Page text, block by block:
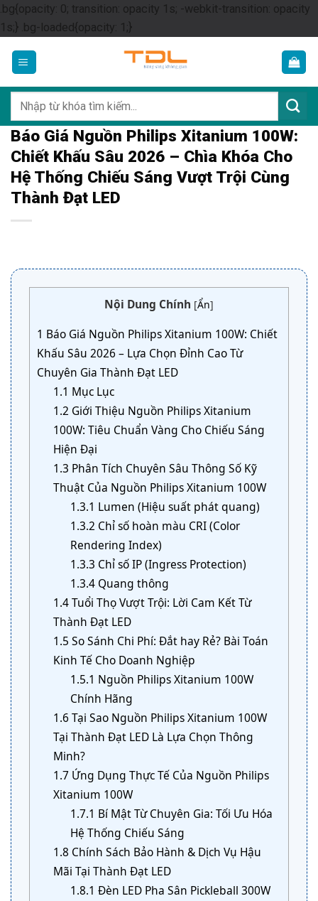
.bg{opacity: 0; transition: opacity 1s; -webkit-transition: opacity
1s;} .bg-loaded{opacity: 1;}Skip
content
kiếm:
Báo Giá Nguồn Philips Xitanium 100W:
Chiết Khấu Sâu 2026 – Chìa Khóa Cho
Hệ Thống Chiếu Sáng Vượt Trội Cùng
Thành Đạt LED
Nội Dung Chính [Ẩn]
1 Báo Giá Nguồn Philips Xitanium 100W: Chiết
Khấu Sâu 2026 – Lựa Chọn Đỉnh Cao Từ
Chuyên Gia Thành Đạt LED
1.1 Mục Lục
1.2 Giới Thiệu Nguồn Philips Xitanium
100W: Tiêu Chuẩn Vàng Cho Chiếu Sáng
Hiện Đại
1.3 Phân Tích Chuyên Sâu Thông Số Kỹ
Thuật Của Nguồn Philips Xitanium 100W
1.3.1 Lumen (Hiệu suất phát quang)
1.3.2 Chỉ số hoàn màu CRI (Color
Rendering Index)
1.3.3 Chỉ số IP (Ingress Protection)
1.3.4Quang thông
1.4Tuổi Thọ Vượt Trội: Lời Cam Kết Từ
Thành Đạt LED
1.5 So Sánh Chi Phí: Đắt hay Rẻ? Bài Toán
Kinh Tế Cho Doanh Nghiệp
1.5.1 Nguồn Philips Xitanium 100W
Chính Hãng
1.6 Tại Sao Nguồn Philips Xitanium 100W
Tại Thành Đạt LED Là Lựa Chọn Thông
Minh?
1.7 Ứng Dụng Thực Tế Của Nguồn Philips
Xitanium 100W
1.7.1 Bí Mật Từ Chuyên Gia: Tối Ưu Hóa
Hệ Thống Chiếu Sáng
1.8 Chính Sách Bảo Hành & Dịch Vụ Hậu
Mãi Tại Thành Đạt LED
1.8.1 Đèn LED Pha Sân Pickleball 300W